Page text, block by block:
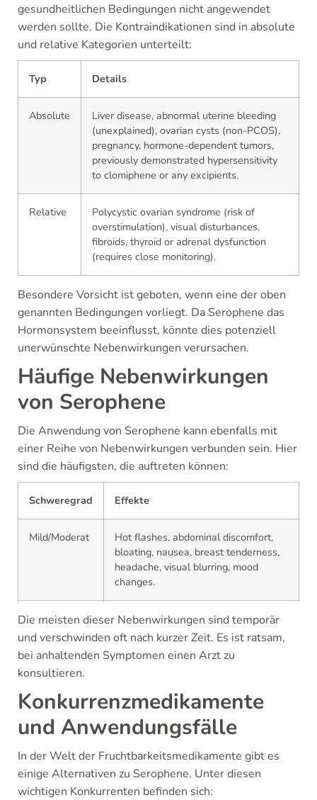
gesundheitlichen Bedingungen nicht angewendet
werden sollte. Die Kontraindikationen sind in absolute
und relative Kategorien unterteilt:
Typ Details
Absolute
Liver disease, abnormal uterine bleeding
(unexplained), ovarian cysts (non-PCOS),
pregnancy, hormone-dependent tumors,
previously demonstrated hypersensitivity
to clomiphene or any excipients.
Relative
Polycystic ovarian syndrome (risk of
overstimulation), visual disturbances,
fibroids, thyroid or adrenal dysfunction
(requires close monitoring).
Besondere Vorsicht ist geboten, wenn eine der oben
genannten Bedingungen vorliegt. Da Serophene das
Hormonsystem beeinflusst, könnte dies potenziell
unerwünschte Nebenwirkungen verursachen.
Häufige Nebenwirkungen
von Serophene
Die Anwendung von Serophene kann ebenfalls mit
einer Reihe von Nebenwirkungen verbunden sein. Hier
sind die häufigsten, die auftreten können:
Schweregrad Effekte
Mild/Moderat
Hot flashes, abdominal discomfort,
bloating, nausea, breast tenderness,
headache, visual blurring, mood
changes.
Die meisten dieser Nebenwirkungen sind temporär
und verschwinden oft nach kurzer Zeit. Es ist ratsam,
bei anhaltenden Symptomen einen Arzt zu
konsultieren.
Konkurrenzmedikamente
und Anwendungsfälle
In der Welt der Fruchtbarkeitsmedikamente gibt es
einige Alternativen zu Serophene. Unter diesen
wichtigen Konkurrenten befinden sich: